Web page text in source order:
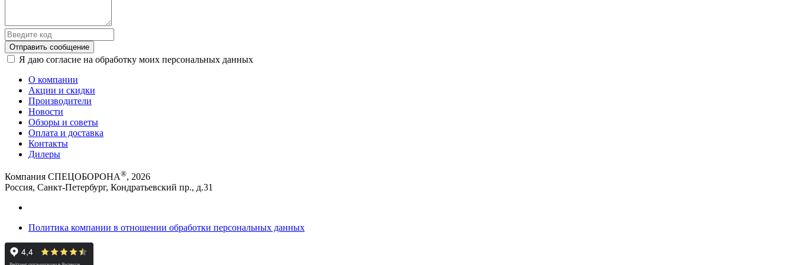
Отправить сообщение
Я даю согласие на обработку моих персональных данных
О компании
Акции и скидки
Производители
Новости
Обзоры и советы
Оплата и доставка
Контакты
Дилеры
Компания СПЕЦОБОРОНА®, 2026
Россия, Санкт-Петербург, Кондратьевский пр., д.31
Политика компании в отношении обработки персональных данных